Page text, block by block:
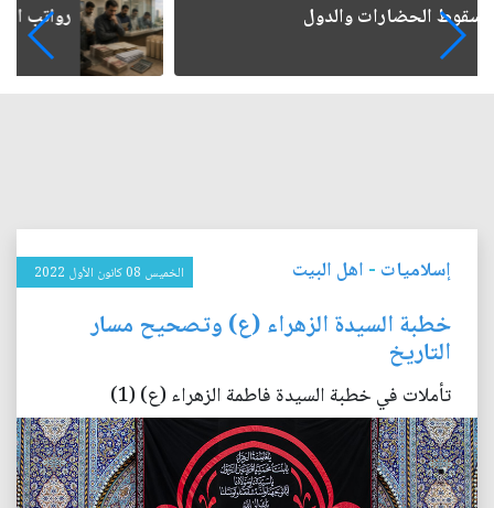
رواتب الموظفين على صفيح ساخن
إسلاميات - اهل البيت الخميس 08 كانون الأول 2022
خطبة السيدة الزهراء (ع) وتصحيح مسار
التاريخ
تأملات في خطبة السيدة فاطمة الزهراء (ع) (1)